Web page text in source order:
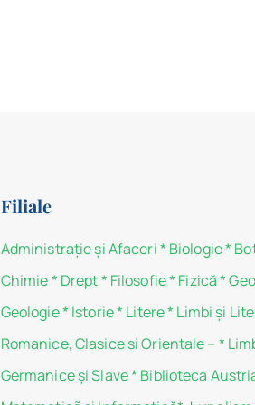
Filiale
Administraţie şi Afaceri* Biologie*
Chimie* Drept* Filosofie* Fizică*
Geologie* Istorie* Litere* Limbi și
Romanice, Clasice si Orientale – *
Germanice şi Slave* Biblioteca